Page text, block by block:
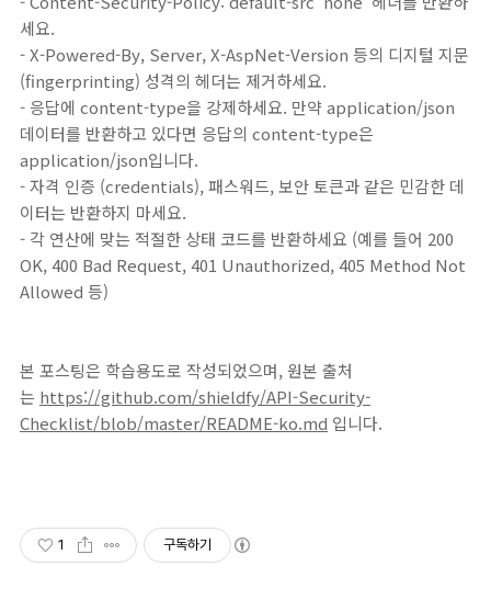
세요.
- X-Powered-By, Server, X-AspNet-Version 등의 디지털 지문
(fingerprinting) 성격의 헤더는 제거하세요.
- 응답에 content-type을 강제하세요. 만약 application/json
데이터를 반환하고 있다면 응답의 content-type은
application/json입니다.
- 자격 인증 (credentials), 패스워드, 보안 토큰과 같은 민감한 데
이터는 반환하지 마세요.
- 각 연산에 맞는 적절한 상태 코드를 반환하세요 (예를 들어 200
OK, 400 Bad Request, 401 Unauthorized, 405 Method Not
Allowed 등)
본 포스팅은 학습용도로 작성되었으며, 원본 출처
는 https://github.com/shieldfy/API-Security-
Checklist/blob/master/README-ko.md 입니다.
1 구독하기